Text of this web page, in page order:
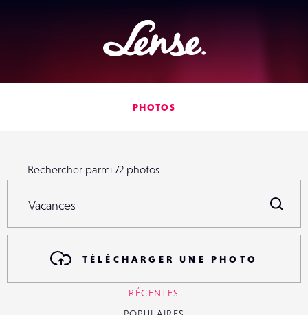
Lense
PHOTOS
Rechercher parmi 72 photos
TÉLÉCHARGER UNE PHOTO
RÉCENTES